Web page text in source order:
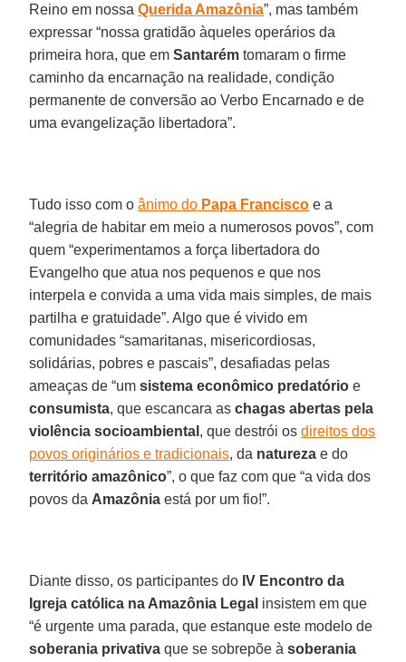
Reino em nossaQuerida Amazônia”, mas também
expressar “nossa gratidão àqueles operários da
primeira hora, que emSantarém tomaram o firme
caminho da encarnação na realidade, condição
permanente de conversão ao Verbo Encarnado e de
uma evangelização libertadora”.
Tudo isso com oânimo do Papa Francisco e a
“alegria de habitar em meio a numerosos povos”, com
quem “experimentamos a força libertadora do
Evangelho que atua nos pequenos e que nos
interpela e convida a uma vida mais simples, de mais
partilha e gratuidade”. Algo que é vivido em
comunidades “samaritanas, misericordiosas,
solidárias, pobres e pascais”, desafiadas pelas
ameaças de “um sistema econômico predatório e
consumista, que escancara aschagas abertas pela
violência socioambiental , que destrói osdireitos dos
povos originários e tradicionais, da natureza e do
território amazônico”, o que faz com que “a vida dos
povos da Amazônia está por um fio!”.
Diante disso, os participantes do IV Encontro da
Igreja católica na Amazônia Legal insistem em que
“é urgente uma parada, que estanque este modelo de
soberania privativa que se sobrepõe àsoberania